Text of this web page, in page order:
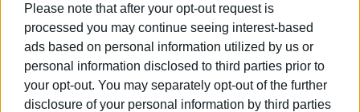
Please note that after your opt-out request is
processed you may continue seeing interest-based
ads based on personal information utilized by us or
personal information disclosed to third parties prior to
your opt-out. You may separately opt-out of the further
disclosure of your personal information by third parties
Αναπληρωματικό μέλος:
Χονδρογιάννης Παναγιώτης
Εμφανίσεις: 82